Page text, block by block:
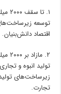
۱.
توسعه
اقتصاد دانش‌بنیان.
تولید انبوه و
زیرساخت‌های
تجارت.